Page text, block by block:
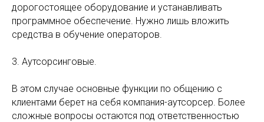
дорогостоящее оборудование и устанавливать
программное обеспечение. Нужно лишь вложить
средства в обучение операторов.
3. Аутсорсинговые.
В этом случае основные функции по общению с
клиентами берет на себя компания-аутсорсер. Более
сложные вопросы остаются под ответственностью